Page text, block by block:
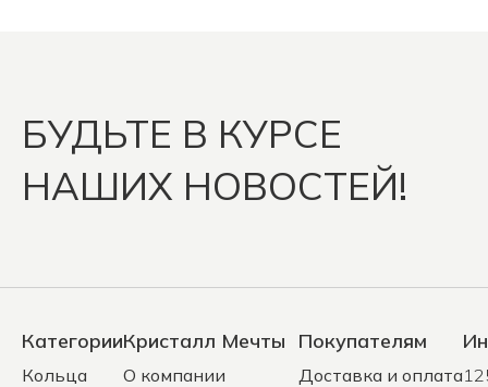
БУДЬТЕ В КУРСЕ
НАШИХ НОВОСТЕЙ!
Категории
Кольца
Кристалл Мечты
О компании
Покупателям
Доставка и оплата